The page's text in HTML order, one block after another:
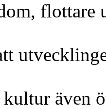
flottare
även